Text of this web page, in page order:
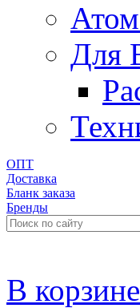
Для
ОПТ
Доставка
Бланк заказа
Бренды
В